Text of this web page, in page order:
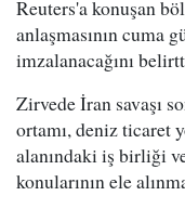
Reuters'a konuşan
anlaşmasının cuma
imzalanacağını
Zirvede İran savaşı
ortamı, deniz ticaret
alanındaki iş birliği
konularının ele